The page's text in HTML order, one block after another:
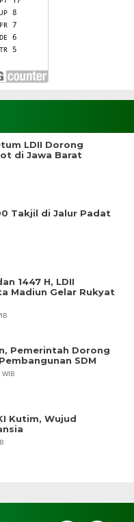
LDII Dorong
di Jawa Barat
Takjil di Jalur Padat
1447 H, LDII
Madiun Gelar Rukyat
Pemerintah Dorong
SDM
Kutim, Wujud